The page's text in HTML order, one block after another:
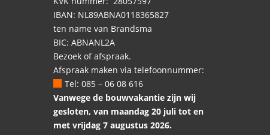
IBAN: NL89ABNA0118365827
ten name van Brandsma
BIC: ABNANL2A
Bezoek of afspraak.
Afspraak maken via telefoonnummer:
Tel: 085 – 06 08 616
Vanwege de bouwvakantie zijn wij
gesloten, van maandag 20 juli tot en
met vrijdag 7 augustus 2026.